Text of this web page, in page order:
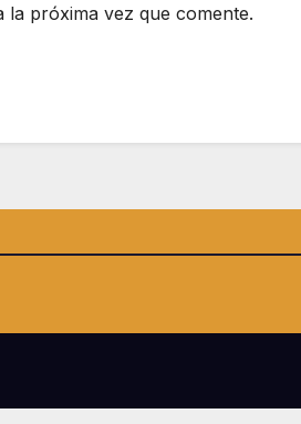
próxima vez que comente.